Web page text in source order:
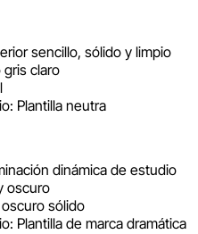
sencillo, sólido y limpio
gris claro
Plantilla neutra
dinámica de estudio
oscuro
sólido
Plantilla de marca dramática